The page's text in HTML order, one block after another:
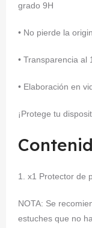
grado 9H
• No pierde la
• Transparencia al
• Elaboración en
¡Protege tu
1. x1 Protector de
NOTA: Se
estuches que no